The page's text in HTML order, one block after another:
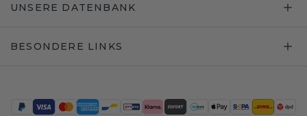
UNSERE DATENBANK
BESONDERE LINKS